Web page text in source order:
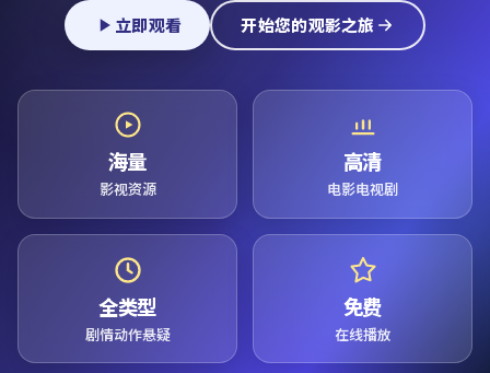
立即观看 开始您的观影之旅
海量
影视资源
高清
电影电视剧
全类型
剧情动作悬疑
免费
在线播放